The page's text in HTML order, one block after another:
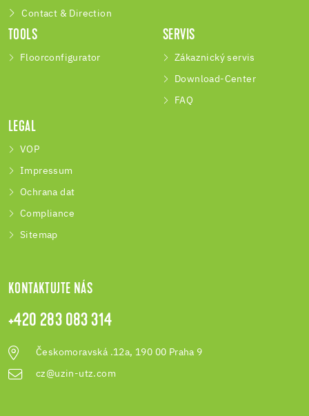
Contact & Direction
TOOLS
Floorconfigurator
SERVIS
Zákaznický servis
Download-Center
FAQ
LEGAL
VOP
Impressum
Ochrana dat
Compliance
Sitemap
KONTAKTUJTE NÁS
+420 283 083 314
Českomoravská .12a, 190 00 Praha 9
cz@uzin-utz.com